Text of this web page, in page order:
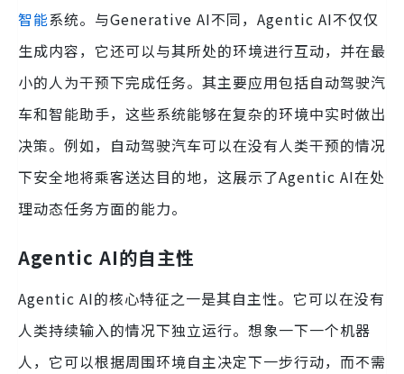
智能系统。与Generative AI不同，Agentic AI不仅仅
生成内容，它还可以与其所处的环境进行互动，并在最
小的人为干预下完成任务。其主要应用包括自动驾驶汽
车和智能助手，这些系统能够在复杂的环境中实时做出
决策。例如，自动驾驶汽车可以在没有人类干预的情况
下安全地将乘客送达目的地，这展示了Agentic AI在处
理动态任务方面的能力。
Agentic AI的自主性
Agentic AI的核心特征之一是其自主性。它可以在没有
人类持续输入的情况下独立运行。想象一下一个机器
人，它可以根据周围环境自主决定下一步行动，而不需